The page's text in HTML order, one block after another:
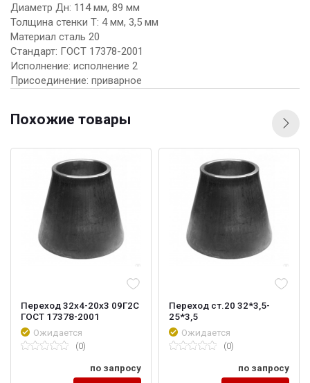
Диаметр Дн: 114 мм, 89 мм
Толщина стенки Т: 4 мм, 3,5 мм
Материал сталь 20
Стандарт: ГОСТ 17378-2001
Исполнение: исполнение 2
Присоединение: приварное
Похожие товары
Переход 32х4-20х3 09Г2С
ГОСТ 17378-2001
Ожидается
(0)
по запросу
Переход ст.20 32*3,5-
25*3,5
Ожидается
(0)
по запросу